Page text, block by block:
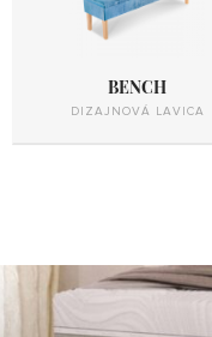
BENCH
DIZAJNOVÁ LAVICA